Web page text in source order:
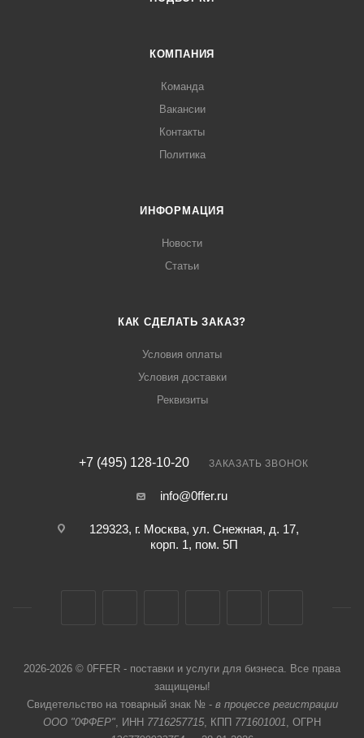
КОМПАНИЯ
Команда
Вакансии
Контакты
Политика
ИНФОРМАЦИЯ
Новости
Статьи
КАК СДЕЛАТЬ ЗАКАЗ?
Условия оплаты
Условия доставки
Реквизиты
+7 (495) 128-10-20 ЗАКАЗАТЬ ЗВОНОК
info@0ffer.ru
129323, г. Москва, ул. Снежная, д. 17,
корп. 1, пом. 5П
2026-2026 © 0FFER - поставки и услуги для бизнеса. Все права
защищены!
Свидетельство на товарный знак № - в процессе регистрации
ООО "0ФФЕР", ИНН 7716257715, КПП 771601001, ОГРН